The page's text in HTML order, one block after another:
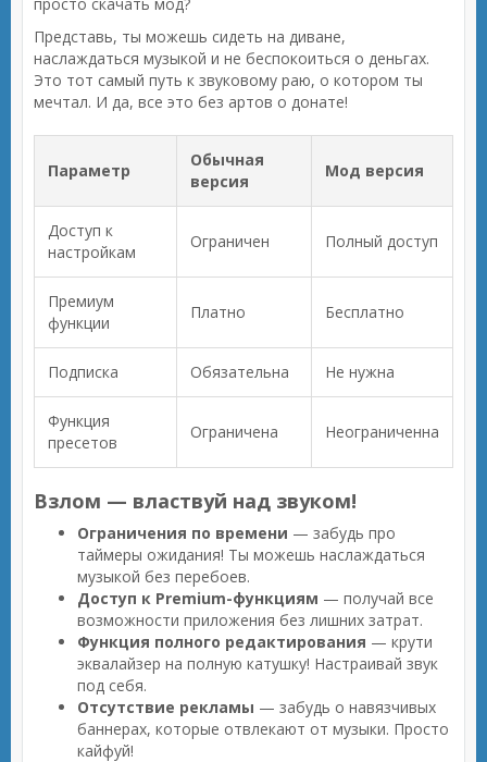
Представь, ты можешь сидеть на диване,
наслаждаться музыкой и не беспокоиться о деньгах.
Это тот самый путь к звуковому раю, о котором ты
мечтал. И да, все это без артов о донате!
Параметр
Обычная
версия
Мод версия
Доступ к
настройкам
Ограничен Полный доступ
Премиум
функции
Платно Бесплатно
Подписка Обязательна Не нужна
Функция
пресетов
Ограничена Неограниченна
Взлом — властвуй над звуком!
Ограничения по времени — забудь про
таймеры ожидания! Ты можешь наслаждаться
музыкой без перебоев.
Доступ к Premium-функциям — получай все
возможности приложения без лишних затрат.
Функция полного редактирования — крути
эквалайзер на полную катушку! Настраивай звук
под себя.
Отсутствие рекламы — забудь о навязчивых
баннерах, которые отвлекают от музыки. Просто
кайфуй!